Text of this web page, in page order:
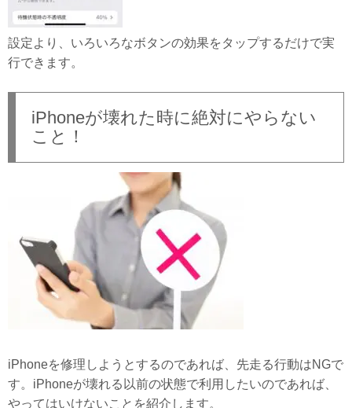
設定より、いろいろなボタンの効果をタップするだけで実
行できます。
iPhoneが壊れた時に絶対にやらない
こと！
iPhoneを修理しようとするのであれば、先走る行動はNGで
す。iPhoneが壊れる以前の状態で利用したいのであれば、
やってはいけないことを紹介します。